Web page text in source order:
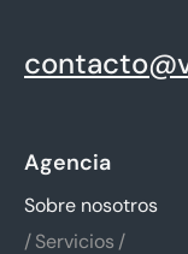
Agencia
Sobre nosotros
Servicios